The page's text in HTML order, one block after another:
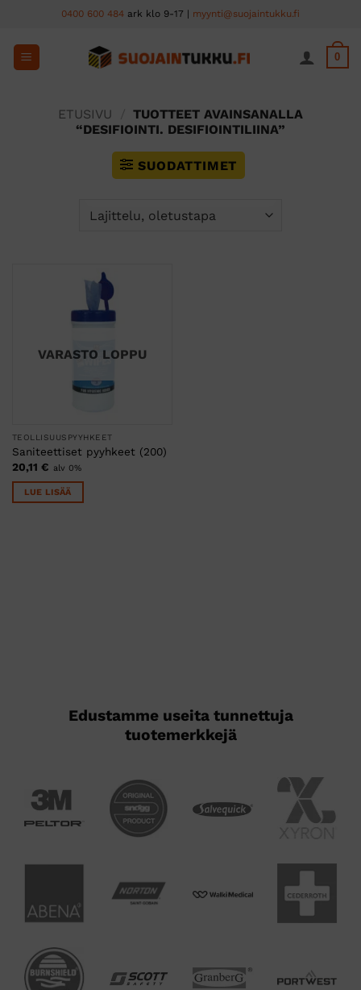
content
0400 600 484 ark klo 9-17 | myynti@suojaintukku.fi
0
ETUSIVU
TUOTTEET AVAINSANALLA
“DESIFIOINTI. DESIFIOINTILIINA”
SUODATTIMET
VARASTO LOPPU
TEOLLISUUSPYYHKEET
Saniteettiset pyyhkeet (200)
20,11 € alv 0%
LUE LISÄÄ
Edustamme useita tunnettuja
tuotemerkkejä